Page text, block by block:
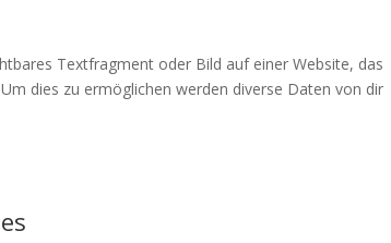
Textfragment oder Bild auf einer Website, das
dies zu ermöglichen werden diverse Daten von dir